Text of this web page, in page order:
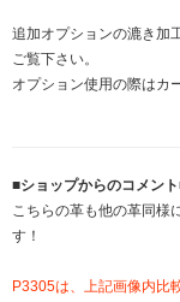
追加オプションの漉き加
ご覧下さい。
オプション使用の際はカ
■ショップからのコメン
こちらの革も他の革同様
す！
P3305は、上記画像内比